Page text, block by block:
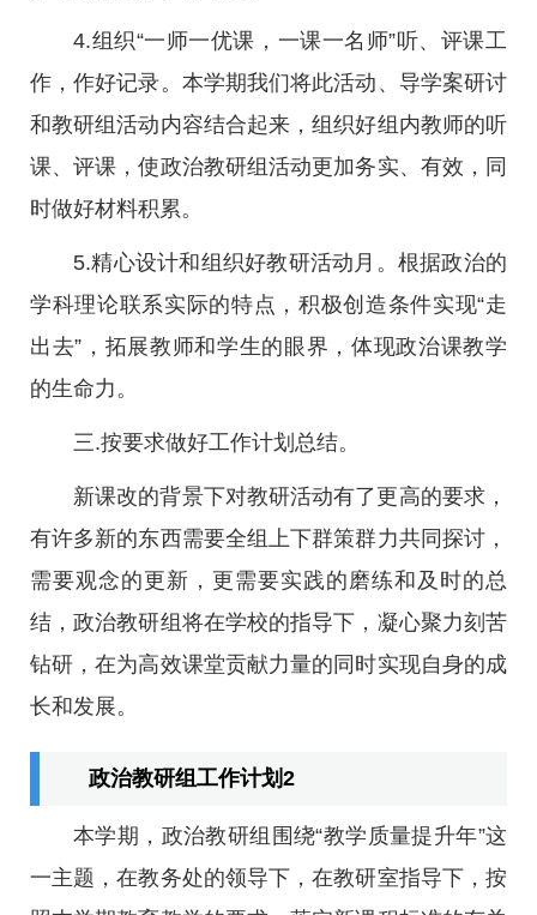
4.组织“一师一优课，一课一名师”听、评课工
作，作好记录。本学期我们将此活动、导学案研讨
和教研组活动内容结合起来，组织好组内教师的听
课、评课，使政治教研组活动更加务实、有效，同
时做好材料积累。
5.精心设计和组织好教研活动月。根据政治的
学科理论联系实际的特点，积极创造条件实现“走
出去”，拓展教师和学生的眼界，体现政治课教学
的生命力。
三.按要求做好工作计划总结。
新课改的背景下对教研活动有了更高的要求，
有许多新的东西需要全组上下群策群力共同探讨，
需要观念的更新，更需要实践的磨练和及时的总
结，政治教研组将在学校的指导下，凝心聚力刻苦
钻研，在为高效课堂贡献力量的同时实现自身的成
长和发展。
政治教研组工作计划2
本学期，政治教研组围绕“教学质量提升年”这
一主题，在教务处的领导下，在教研室指导下，按